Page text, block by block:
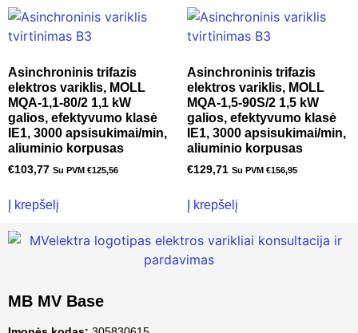
Asinchroninis trifazis
elektros variklis, MOLL
MQA-1,1-80/2 1,1 kW
galios, efektyvumo klasė
IE1, 3000 apsisukimai/min,
aliuminio korpusas
€103,77 Su PVM €125,56
Į krepšelį
Asinchroninis trifazis
elektros variklis, MOLL
MQA-1,5-90S/2 1,5 kW
galios, efektyvumo klasė
IE1, 3000 apsisukimai/min,
aliuminio korpusas
€129,71 Su PVM €156,95
Į krepšelį
MB MV Base